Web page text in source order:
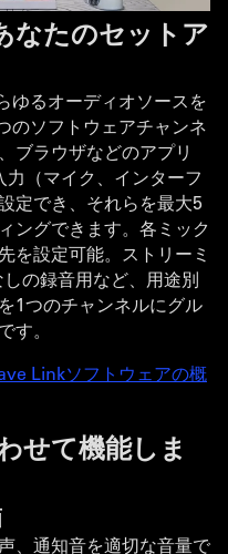
なたのセットア
ゆるオーディオソースを
のソフトウェアチャンネ
ブラウザなどのアプリ
（マイク、インターフ
定でき、それらを最大5
ングできます。各ミック
を設定可能。ストリーミ
の録音用など、用途別
1つのチャンネルにグル
す。
Linkソフトウェアの概
せて機能しま
、通知音を適切な音量で